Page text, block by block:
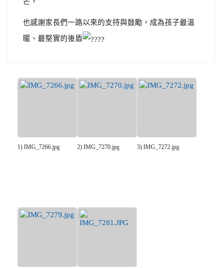
也感謝家長們一路以來的支持與鼓勵，成為孩子最溫
暖、最堅實的後盾
1) IMG_7266.jpg 2) IMG_7270.jpg 3) IMG_7272.jpg